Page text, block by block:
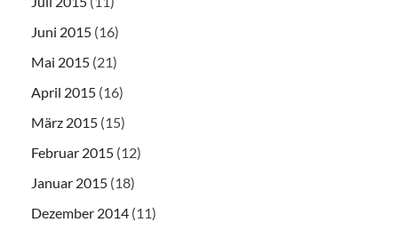
Juni 2015 (16)
Mai 2015 (21)
April 2015 (16)
März 2015 (15)
Februar 2015 (12)
Januar 2015 (18)
Dezember 2014 (11)